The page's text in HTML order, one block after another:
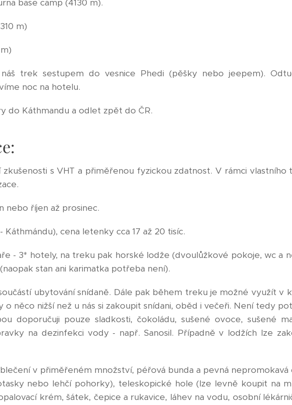
base camp (4130 m).
m)
trek sestupem do vesnice Phedi (pěšky nebo jeepem).
noc na hotelu.
do Káthmandu a odlet zpět do ČR.
s VHT a přiměřenou fyzickou zdatnost. V rámci vlastního
nebo říjen až prosinec.
cena letenky cca 17 až 20 tisíc.
- 3* hotely, na treku pak horské lodže (dvoulůžkové pokoje, wc a
stan ani karimatka potřeba není).
ubytování snídaně. Dále pak během treku je možné využít v
o něco nižší než u nás si zakoupit snídani, oběd i večeři. Není tedy
doporučuji pouze sladkosti, čokoládu, sušené ovoce, sušené
na dezinfekci vody - např. Sanosil. Případně v lodžích lze
v přiměřeném množství, péřová bunda a pevná nepromokavá
nebo lehčí pohorky), teleskopické hole (lze levně koupit na
krém, šátek, čepice a rukavice, láhev na vodu, osobní